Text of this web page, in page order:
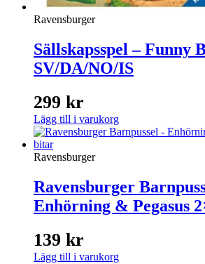
Ravensburger
Sällskapsspel – Funny
SV/DA/NO/IS
299 kr
Lägg till i varukorg
Ravensburger
Ravensburger
Enhörning & Pegasus
139 kr
Lägg till i varukorg